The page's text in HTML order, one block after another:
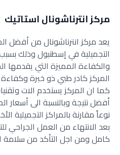
مركز انترناشونال استاتيك
يعد مركز انترناشونال من أفضل
التجميلية في إسطنبول وذلك
والكفاءة المميزة التي يقدمها
المركز كادر طبي ذو خبرة
كما ان المركز يستخدم الات
أفضل نتيجة وبالنسبة الى أسعار
نوعاً مقارنة بالمراكز التجميلية
بعد الانتهاء من العمل الجراحي
كامل ومن اجل التأكد من سلامة